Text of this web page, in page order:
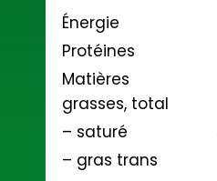
Énergie
Protéines
Matières
grasses, total
– saturé
– gras trans